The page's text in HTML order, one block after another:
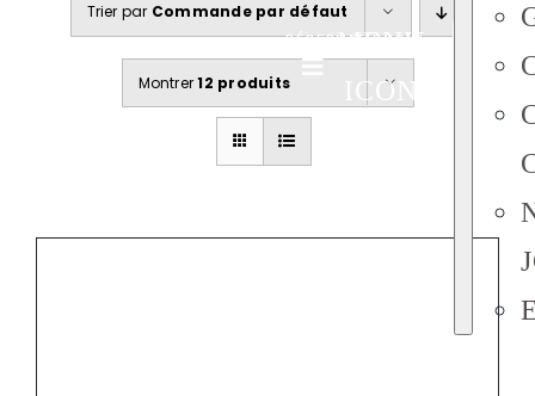
RÉSERVATIONS
MENU
ICON
Trier par Commande par défaut
Montrer12 produits